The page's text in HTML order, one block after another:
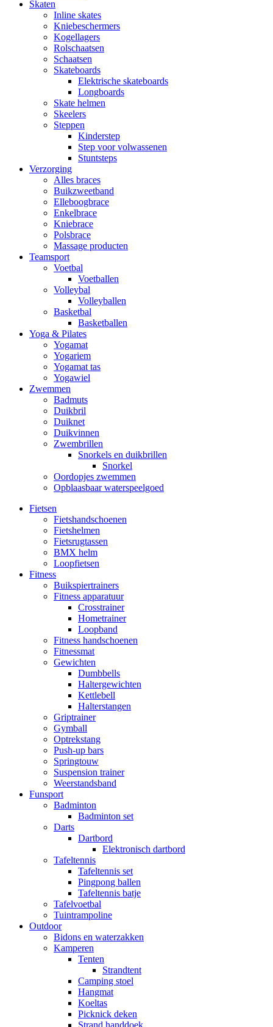
Skaten
Inline skates
Kniebeschermers
Kogellagers
Rolschaatsen
Schaatsen
Skateboards
Elektrische skateboards
Longboards
Skate helmen
Skeelers
Steppen
Kinderstep
Step voor volwassenen
Stuntsteps
Verzorging
Alles braces
Buikzweetband
Elleboogbrace
Enkelbrace
Kniebrace
Polsbrace
Massage producten
Teamsport
Voetbal
Voetballen
Volleybal
Volleyballen
Basketbal
Basketballen
Yoga & Pilates
Yogamat
Yogariem
Yogamat tas
Yogawiel
Zwemmen
Badmuts
Duikbril
Duiknet
Duikvinnen
Zwembrillen
Snorkels en duikbrillen
Snorkel
Oordopjes zwemmen
Opblaasbaar waterspeelgoed
Fietsen
Fietshandschoenen
Fietshelmen
Fietsrugtassen
BMX helm
Loopfietsen
Fitness
Buikspiertrainers
Fitness apparatuur
Crosstrainer
Hometrainer
Loopband
Fitness handschoenen
Fitnessmat
Gewichten
Dumbbells
Haltergewichten
Kettlebell
Halterstangen
Griptrainer
Gymball
Optrekstang
Push-up bars
Springtouw
Suspension trainer
Weerstandsband
Funsport
Badminton
Badminton set
Darts
Dartbord
Elektronisch dartbord
Tafeltennis
Tafeltennis set
Pingpong ballen
Tafeltennis batje
Tafelvoetbal
Tuintrampoline
Outdoor
Bidons en waterzakken
Kamperen
Tenten
Strandtent
Camping stoel
Hangmat
Koeltas
Picknick deken
Strand handdoek